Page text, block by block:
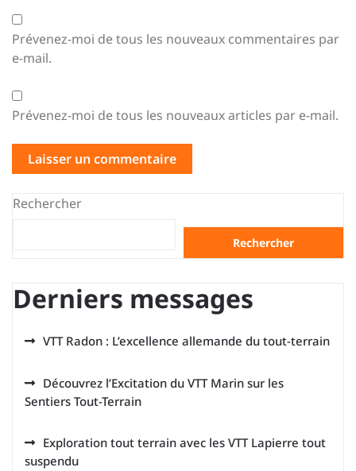
Prévenez-moi de tous les nouveaux commentaires par
e-mail.
Prévenez-moi de tous les nouveaux articles par e-mail.
Rechercher
Rechercher
Derniers messages
VTT Radon : L’excellence allemande du tout-terrain
Découvrez l’Excitation du VTT Marin sur les
Sentiers Tout-Terrain
Exploration tout terrain avec les VTT Lapierre tout
suspendu